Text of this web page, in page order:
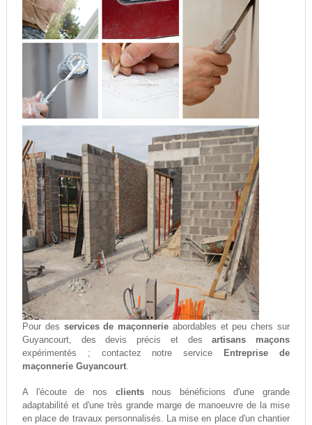
Pour des services de maçonnerie abordables et peu chers sur
Guyancourt, des devis précis et desartisans maçons
expérimentés ; contactez notre service
Entreprise de
maçonnerie Guyancourt.
A l'écoute de nos clientsnous bénéficions d'une grande
adaptabilité et d'une très grande marge de manoeuvre de la mise
en place de travaux personnalisés. La mise en place d'un chantier